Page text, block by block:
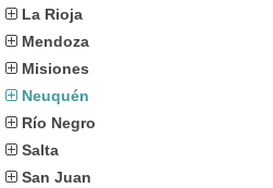
La Rioja
Mendoza
Misiones
Neuquén
Río Negro
Salta
San Juan